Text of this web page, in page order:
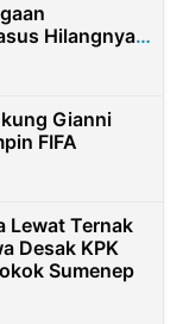
Hilangnya
Miliar
Gianni
FIFA
Lewat Ternak
Desak KPK
Sumenep